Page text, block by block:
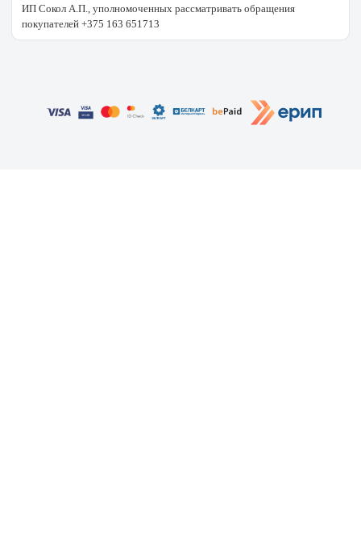
ИП Сокол А.П., уполномоченных рассматривать обращения
покупателей +375 163 651713